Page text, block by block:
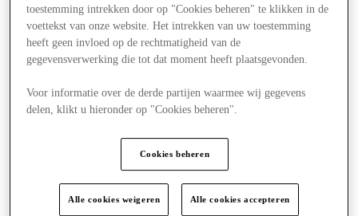
Aanbiedingen
toestemming intrekken door op "Cookies beheren" te klikken in de
voettekst van onze website. Het intrekken van uw toestemming
heeft geen invloed op de rechtmatigheid van de
gegevensverwerking die tot dat moment heeft plaatsgevonden.
Voor informatie over de derde partijen waarmee wij gegevens
delen, klikt u hieronder op "Cookies beheren".
Cookies beheren
Alle cookies weigeren Alle cookies accepteren